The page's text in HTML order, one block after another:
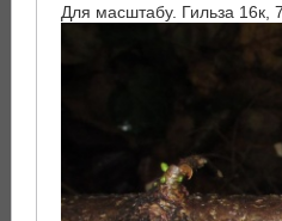
Для масштабу. Гильза 16к,